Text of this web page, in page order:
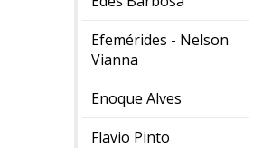
Efemérides - Nelson
Vianna
Enoque Alves
Flavio Pinto